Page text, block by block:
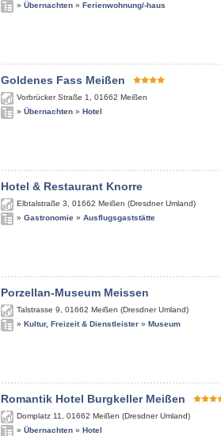
» Übernachten » Ferienwohnung/-haus
Goldenes Fass Meißen
Vorbrücker Straße 1 01662 Meißen
» Übernachten » Hotel
Hotel & Restaurant Knorre
Elbtalstraße 3 01662 Meißen (Dresdner Umland)
» Gastronomie » Ausflugsgaststätte
Porzellan-Museum Meissen
Talstrasse 9 01662 Meißen (Dresdner Umland)
» Kultur, Freizeit & Dienstleister » Museum
Romantik Hotel Burgkeller Meißen
Domplatz 11 01662 Meißen (Dresdner Umland)
» Übernachten » Hotel